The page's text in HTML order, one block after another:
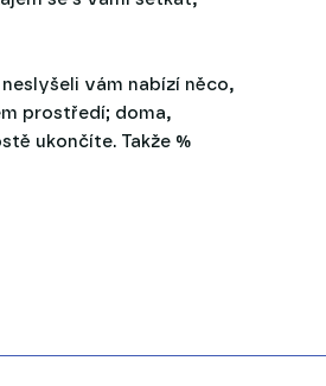
vám nabízí něco,
prostředí; doma,
ukončíte. Takže %